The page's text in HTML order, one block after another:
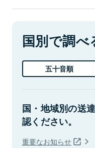
国別で調べ
五十音順
国・地域別の送
認ください。
重要なお知らせ